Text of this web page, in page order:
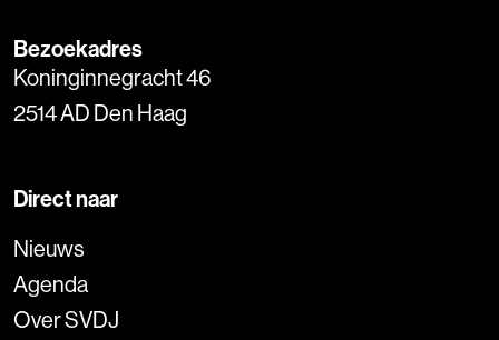
Bezoekadres
Koninginnegracht 46
2514 AD Den Haag
Direct naar
Nieuws
Agenda
Over SVDJ